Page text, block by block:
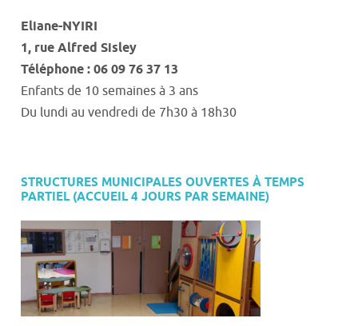
Eliane-NYIRI
1, rue Alfred Sisley
Téléphone : 06 09 76 37 13
Enfants de 10 semaines à 3 ans
Du lundi au vendredi de 7h30 à 18h30
STRUCTURES MUNICIPALES OUVERTES À TEMPS
PARTIEL (ACCUEIL 4 JOURS PAR SEMAINE)